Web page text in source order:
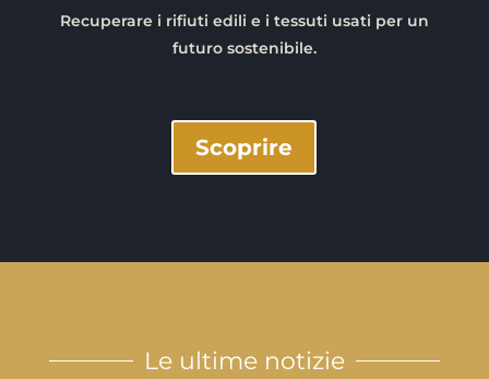
Recuperare i rifiuti edili e i tessuti usati per un
futuro sostenibile.
Scoprire
Le ultime notizie